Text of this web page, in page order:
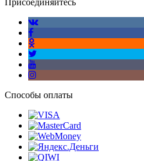
Способы оплаты